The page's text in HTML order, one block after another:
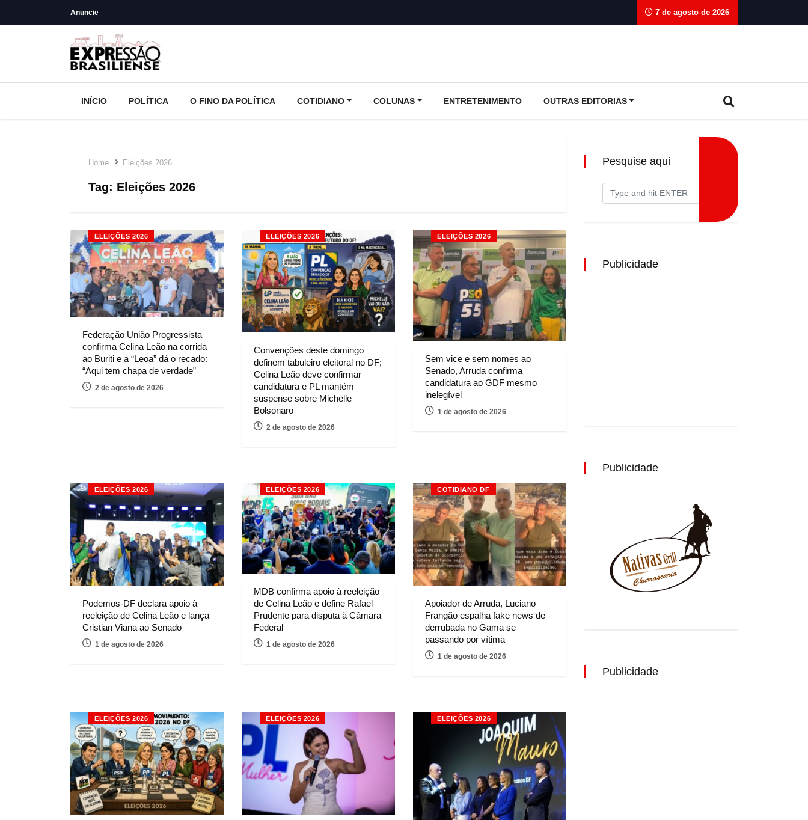
Anuncie 7 de agosto de 2026
INÍCIO POLÍTICA O FINO DA POLÍTICA COTIDIANO COLUNAS ENTRETENIMENTO OUTRAS EDITORIAS
Home Eleições 2026
Tag: Eleições 2026
ELEIÇÕES 2026
Federação União Progressista
confirma Celina Leão na corrida
ao Buriti e a “Leoa” dá o recado:
“Aqui tem chapa de verdade”
2 de agosto de 2026
ELEIÇÕES 2026
Convenções deste domingo
definem tabuleiro eleitoral no DF;
Celina Leão deve confirmar
candidatura e PL mantém
suspense sobre Michelle
Bolsonaro
2 de agosto de 2026
ELEIÇÕES 2026
Sem vice e sem nomes ao
Senado, Arruda confirma
candidatura ao GDF mesmo
inelegível
1 de agosto de 2026
ELEIÇÕES 2026
Podemos-DF declara apoio à
reeleição de Celina Leão e lança
Cristian Viana ao Senado
1 de agosto de 2026
ELEIÇÕES 2026
MDB confirma apoio à reeleição
de Celina Leão e define Rafael
Prudente para disputa à Câmara
Federal
1 de agosto de 2026
COTIDIANO DF
Apoiador de Arruda, Luciano
Frangão espalha fake news de
derrubada no Gama se
passando por vítima
1 de agosto de 2026
ELEIÇÕES 2026 ELEIÇÕES 2026 ELEIÇÕES 2026
Pesquise aqui
Publicidade
Publicidade
Publicidade